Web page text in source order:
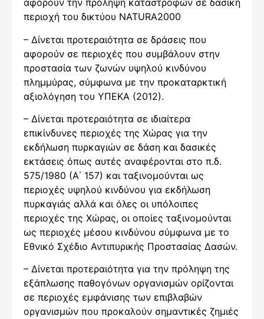
αφορούν την πρόληψη καταστροφών σε δασική
περιοχή του δικτύου NATURA2000
– Δίνεται προτεραιότητα σε δράσεις που
αφορούν σε περιοχές που συμβάλουν στην
προστασία των ζωνών υψηλού κινδύνου
πλημμύρας, σύμφωνα με την προκαταρκτική
αξιολόγηση του ΥΠΕΚΑ (2012).
– Δίνεται προτεραιότητα σε ιδιαίτερα
επικίνδυνες περιοχές της Χώρας για την
εκδήλωση πυρκαγιών σε δάση και δασικές
εκτάσεις όπως αυτές αναφέρονται στο π.δ.
575/1980 (Α΄ 157) και ταξινομούνται ως
περιοχές υψηλού κινδύνου για εκδήλωση
πυρκαγιάς αλλά και όλες οι υπόλοιπες
περιοχές της Χώρας, οι οποίες ταξινομούνται
ως περιοχές μέσου κινδύνου σύμφωνα με το
Εθνικό Σχέδιο Αντιπυρικής Προστασίας Δασών.
– Δίνεται προτεραιότητα για την πρόληψη της
εξάπλωσης παθογόνων οργανισμών ορίζονται
σε περιοχές εμφάνισης των επιβλαβών
οργανισμών που προκαλούν σημαντικές ζημιές